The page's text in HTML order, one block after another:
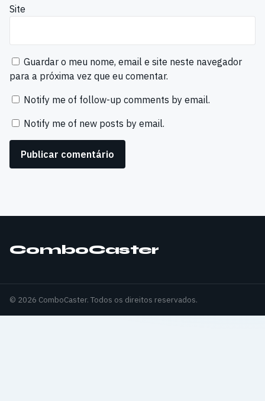
Site
Guardar o meu nome, email e site neste navegador
para a próxima vez que eu comentar.
Notify me of follow-up comments by email.
Notify me of new posts by email.
ComboCaster
© 2026 ComboCaster. Todos os direitos reservados.